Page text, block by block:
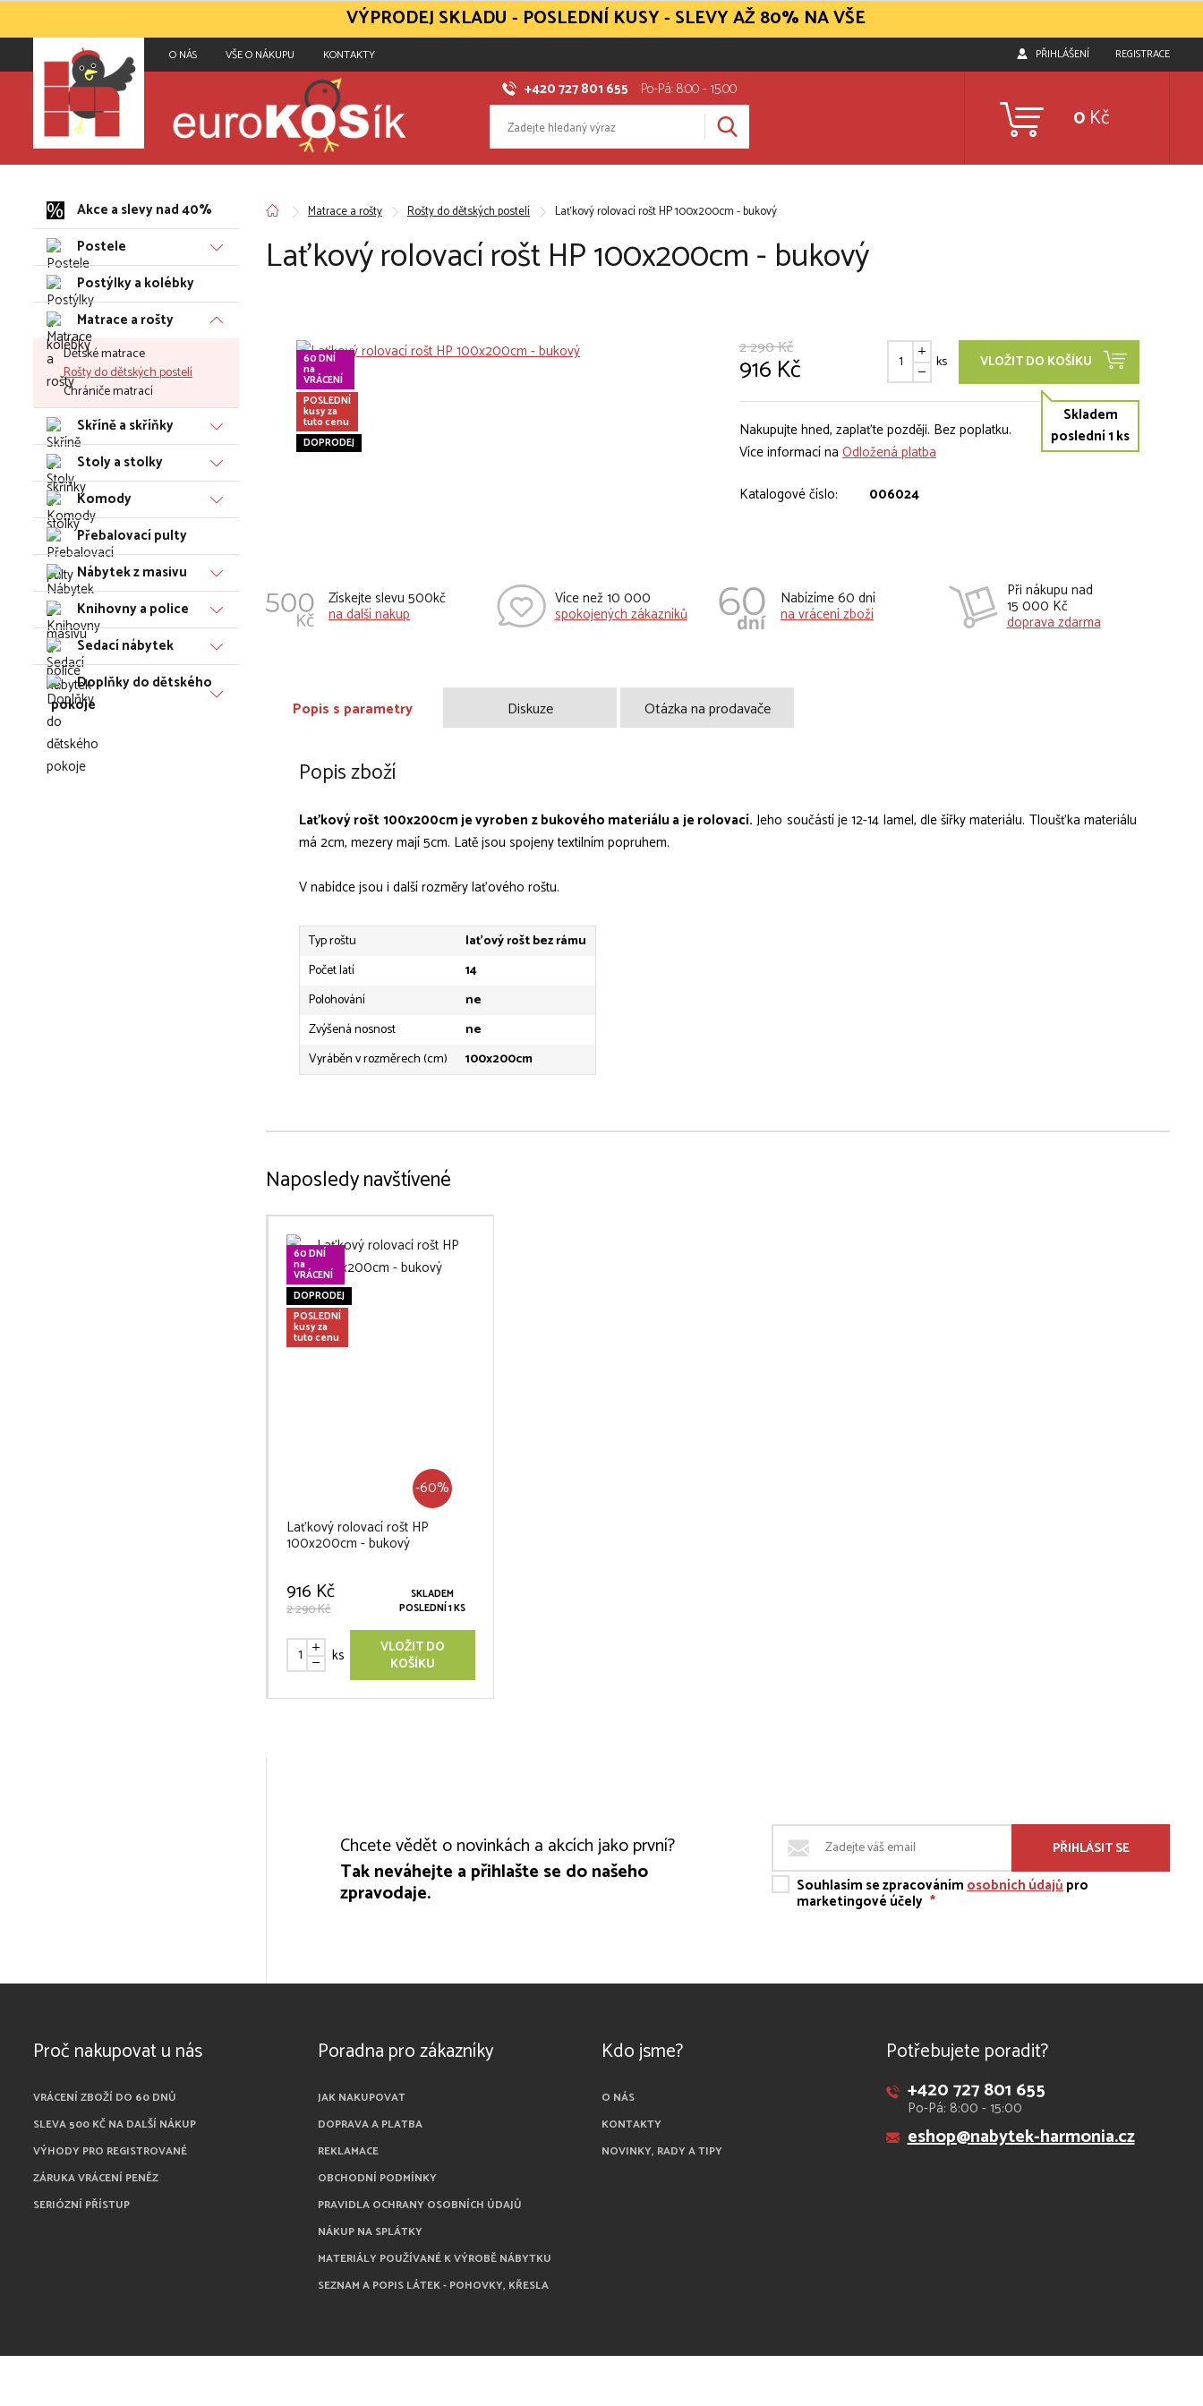
O NÁS VŠE O NÁKUPU KONTAKTY PŘIHLÁŠENÍ REGISTRACE
+420 727 801 655 Po-Pá: 8:00 - 15:00
0 Kč
Akce a slevy nad 40%
Postele
Postýlky a kolébky
Matrace a rošty
Dětské matrace
Rošty do dětských postelí
Chrániče matrací
Skříně a skříňky
Stoly a stolky
Komody
Přebalovací pulty
Nábytek z masivu
Knihovny a police
Sedací nábytek
Doplňky do dětského
pokoje
Matrace a rošty Rošty do dětských postelí Laťkový rolovací rošt HP 100x200cm - bukový
Laťkový rolovací rošt HP 100x200cm - bukový
60 DNÍ
na
VRÁCENÍ
POSLEDNÍ
kusy za
tuto cenu
DOPRODEJ
2 290 Kč
916 Kč
Skladem
poslední 1 ks
ks VLOŽIT DO KOŠÍKU
Nakupujte hned, zaplaťte později. Bez poplatku.
Více informací na Odložená platba
Katalogové číslo:
006024
Získejte slevu 500kč
na další nakup
Více než 10 000
spokojených zákazníků
Nabízíme 60 dní
na vrácení zboží
Při nákupu nad
15 000 Kč
doprava zdarma
Popis s parametry Diskuze Otázka na prodavače
Popis zboží
Laťkový rošt 100x200cm je vyroben z bukového materiálu a je rolovací. Jeho součástí je 12-14 lamel, dle šířky materiálu. Tloušťka materiálu
má 2cm, mezery mají 5cm. Latě jsou spojeny textilním popruhem.
V nabídce jsou i další rozměry laťového roštu.
Typ roštu
laťový rošt bez rámu
Počet latí
14
Polohování
ne
Zvýšená nosnost
ne
Vyráběn v rozměrech (cm)
100x200cm
Naposledy navštívené
60 DNÍ
na
VRÁCENÍ
DOPRODEJ
POSLEDNÍ
kusy za
tuto cenu
-60%
Laťkový rolovací rošt HP
100x200cm - bukový
916 Kč
2 290 Kč
SKLADEM
POSLEDNÍ 1 KS
ks
VLOŽIT DO
KOŠÍKU
Chcete vědět o novinkách a akcích jako první?
Tak neváhejte a přihlašte se do našeho
zpravodaje.
PŘIHLÁSIT SE
Souhlasím se zpracovánímosobních údajůpro
marketingové účely *
Proč nakupovat u nás
VRÁCENÍ ZBOŽÍ DO 60 DNŮ
SLEVA 500 KČ NA DALŠÍ NÁKUP
VÝHODY PRO REGISTROVANÉ
ZÁRUKA VRÁCENÍ PENĚZ
SERIÓZNÍ PŘÍSTUP
Poradna pro zákazníky
JAK NAKUPOVAT
DOPRAVA A PLATBA
REKLAMACE
OBCHODNÍ PODMÍNKY
PRAVIDLA OCHRANY OSOBNÍCH ÚDAJŮ
NÁKUP NA SPLÁTKY
MATERIÁLY POUŽÍVANÉ K VÝROBĚ NÁBYTKU
SEZNAM A POPIS LÁTEK - POHOVKY, KŘESLA
Kdo jsme?
O NÁS
KONTAKTY
NOVINKY, RADY A TIPY
Potřebujete poradit?
+420 727 801 655
Po-Pá: 8:00 - 15:00
eshop@nabytek-harmonia.cz
VÝPRODEJ SKLADU - POSLEDNÍ KUSY - SLEVY AŽ 80% NA VŠE